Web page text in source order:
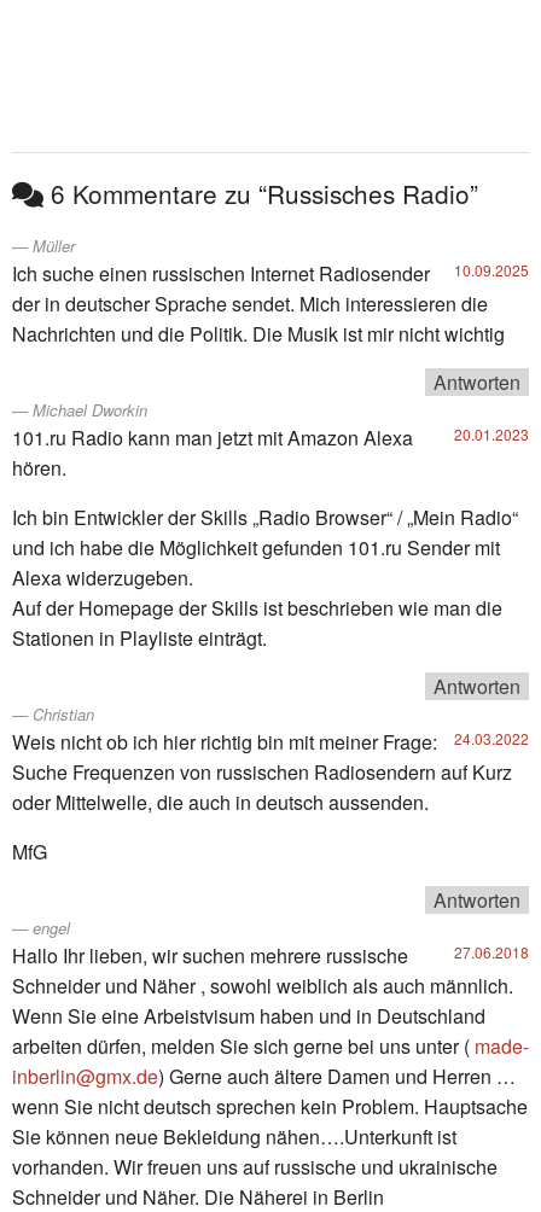
6 Kommentare zu “Russisches Radio”
Müller
10.09.2025
Ich suche einen russischen Internet Radiosender
der in deutscher Sprache sendet. Mich interessieren die
Nachrichten und die Politik. Die Musik ist mir nicht wichtig
Antworten
Michael Dworkin
20.01.2023
101.ru Radio kann man jetzt mit Amazon Alexa
hören.
Ich bin Entwickler der Skills „Radio Browser“ / „Mein Radio“
und ich habe die Möglichkeit gefunden 101.ru Sender mit
Alexa widerzugeben.
Auf der Homepage der Skills ist beschrieben wie man die
Stationen in Playliste einträgt.
Antworten
Christian
24.03.2022
Weis nicht ob ich hier richtig bin mit meiner Frage:
Suche Frequenzen von russischen Radiosendern auf Kurz
oder Mittelwelle, die auch in deutsch aussenden.
MfG
Antworten
engel
27.06.2018
Hallo Ihr lieben, wir suchen mehrere russische
Schneider und Näher , sowohl weiblich als auch männlich.
Wenn Sie eine Arbeistvisum haben und in Deutschland
arbeiten dürfen, melden Sie sich gerne bei uns unter ( made-
inberlin@gmx.de) Gerne auch ältere Damen und Herren …
wenn Sie nicht deutsch sprechen kein Problem. Hauptsache
Sie können neue Bekleidung nähen….Unterkunft ist
vorhanden. Wir freuen uns auf russische und ukrainische
Schneider und Näher. Die Näherei in Berlin